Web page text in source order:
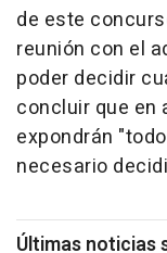
de este
reunión con el
poder decidir
concluir que en
expondrán
necesario
Últimas noticias